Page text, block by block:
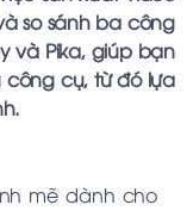
so sánh ba công
và Pika, giúp bạn
công cụ, từ đó lựa
mẽ dành cho